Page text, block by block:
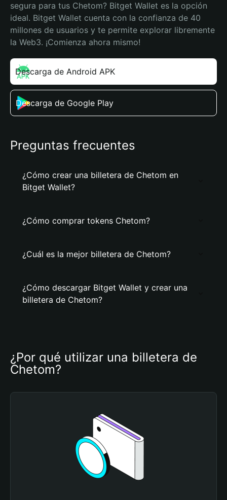
segura para tus Chetom? Bitget Wallet es la opción
ideal. Bitget Wallet cuenta con la confianza de 40
millones de usuarios y te permite explorar libremente
la Web3. ¡Comienza ahora mismo!
Descarga de Android APK
Descarga de Google Play
Preguntas frecuentes
¿Cómo crear una billetera de Chetom en
Bitget Wallet?
¿Cómo comprar tokens Chetom?
¿Cuál es la mejor billetera de Chetom?
¿Cómo descargar Bitget Wallet y crear una
billetera de Chetom?
¿Por qué utilizar una billetera de
Chetom?